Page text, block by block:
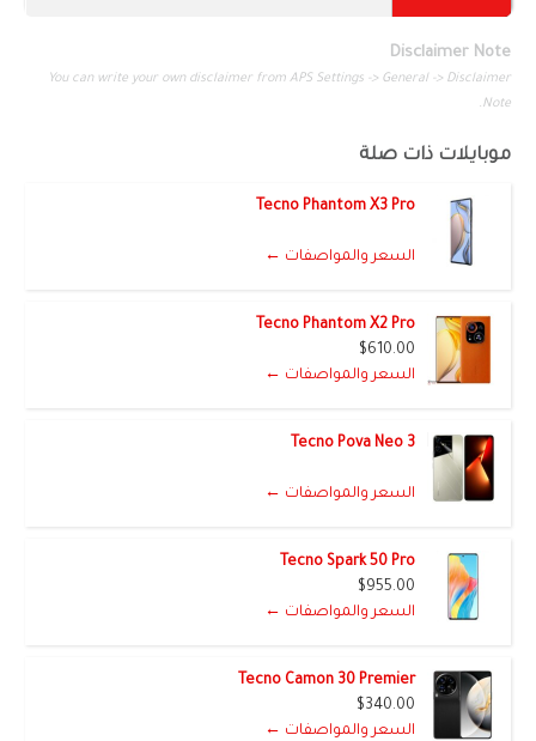
Disclaimer Note
You can write your own disclaimer from APS Settings -> General -> Disclaimer
Note.
موبايلات ذات صلة
Tecno Phantom X3 Pro
السعر والمواصفات ←
Tecno Phantom X2 Pro
$610.00
السعر والمواصفات ←
Tecno Pova Neo 3
السعر والمواصفات ←
Tecno Spark 50 Pro
$955.00
السعر والمواصفات ←
Tecno Camon 30 Premier
$340.00
السعر والمواصفات ←